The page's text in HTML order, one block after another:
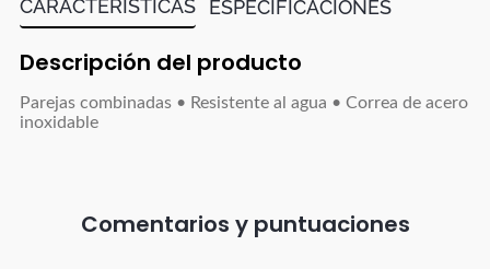
CARACTERÍSTICAS
ESPECIFICACIONES
Descripción del producto
Parejas combinadas • Resistente al agua • Correa de acero
inoxidable
Comentarios